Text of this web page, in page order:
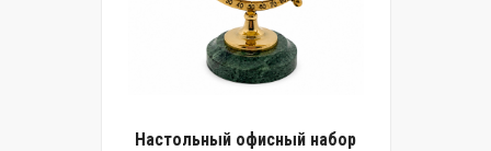
Настольный офисный набор